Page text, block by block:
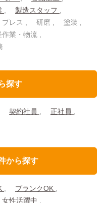
製造スタッフ
プレス 研磨
塗装
作業・物流
探す
契約社員
正社員
から探す
ブランクOK
女性活躍中